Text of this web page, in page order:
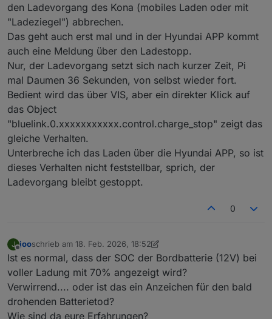
den Ladevorgang des Kona (mobiles Laden oder mit
"Ladeziegel") abbrechen.
Das geht auch erst mal und in der Hyundai APP kommt
auch eine Meldung über den Ladestopp.
Nur, der Ladevorgang setzt sich nach kurzer Zeit, Pi
mal Daumen 36 Sekunden, von selbst wieder fort.
Bedient wird das über VIS, aber ein direkter Klick auf
das Object
"bluelink.0.xxxxxxxxxxx.control.charge_stop" zeigt das
gleiche Verhalten.
Unterbreche ich das Laden über die Hyundai APP, so ist
dieses Verhalten nicht feststellbar, sprich, der
Ladevorgang bleibt gestoppt.
0
J
Offline
jooschrieb am 18. Feb. 2026, 18:52
zuletzt editiert von joo
Ist es normal, dass der SOC der Bordbatterie (12V) bei
voller Ladung mit 70% angezeigt wird?
Verwirrend.... oder ist das ein Anzeichen für den bald
drohenden Batterietod?
Wie sind da eure Erfahrungen?